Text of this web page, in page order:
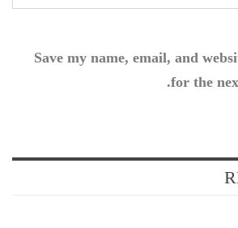
Save my name, email, and
for the